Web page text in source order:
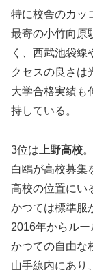
特に校舎のカッ
最寄の小竹向原
く、西武池袋線
クセスの良さは
大学合格実績も
持している。
3位は 上野高校。
白鴎が高校募集
高校の位置にい
かつては標準服
2016年からルー
かつての自由な
山手線内にあり